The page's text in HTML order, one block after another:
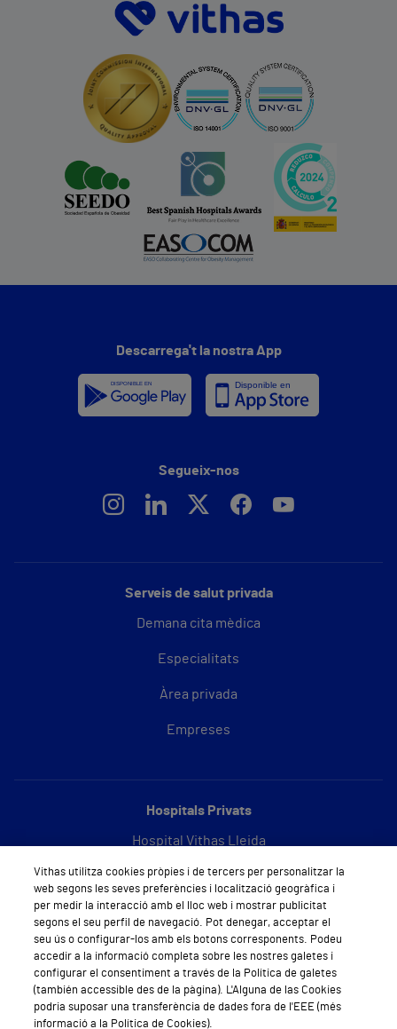
Serveis de salut privada
Demana cita mèdica
Especialitats
Àrea privada
Empreses
Hospitals Privats
Hospital Vithas Lleida
Hospital Vithas Barcelona
Sobre Vithas
Qui som
Treballar a Vithas
Descarrega't la nostra App
Segueix-nos
Vithas utilitza cookies pròpies i de tercers per personalitzar la
web segons les seves preferències i localització geogràfica i
per medir la interacció amb el lloc web i mostrar publicitat
segons el seu perfil de navegació. Pot denegar, acceptar el
seu ús o configurar-los amb els botons corresponents. Podeu
accedir a la informació completa sobre les nostres galetes i
configurar el consentiment a través de la Política de galetes
(también accessible des de la pàgina). L'Alguna de las Cookies
podria suposar una transferència de dades fora de l'EEE (més
informació a la Política de Cookies).